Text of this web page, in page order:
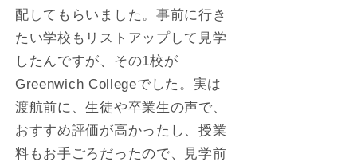
配してもらいました。事前に行き
たい学校もリストアップして見学
したんですが、その1校が
Greenwich Collegeでした。実は
渡航前に、生徒や卒業生の声で、
おすすめ評価が高かったし、授業
料もお手ごろだったので、見学前